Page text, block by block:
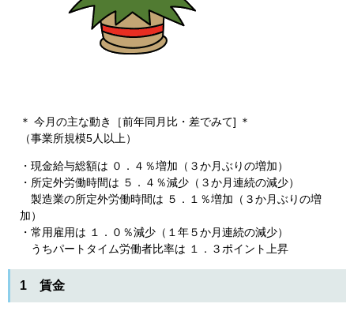
＊ 今月の主な動き［前年同月比・差でみて] ＊
（事業所規模5人以上）
・現金給与総額は ０．４％増加（３か月ぶりの増加）
・所定外労働時間は ５．４％減少（３か月連続の減少）
製造業の所定外労働時間は ５．１％増加（３か月ぶりの増
加）
・常用雇用は １．０％減少（１年５か月連続の減少）
うちパートタイム労働者比率は １．３ポイント上昇
1 賃金